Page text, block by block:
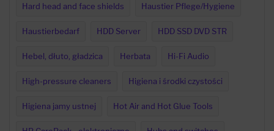
Hard head and face shields Haustier Pflege/Hygiene
Haustierbedarf HDD Server HDD SSD DVD STR
Hebel, dłuto, gładzica Herbata Hi-Fi Audio
High-pressure cleaners Higiena i środki czystości
Higiena jamy ustnej Hot Air and Hot Glue Tools